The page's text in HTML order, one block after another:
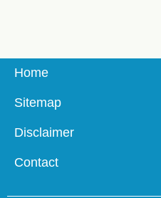
Home
Sitemap
Disclaimer
Contact